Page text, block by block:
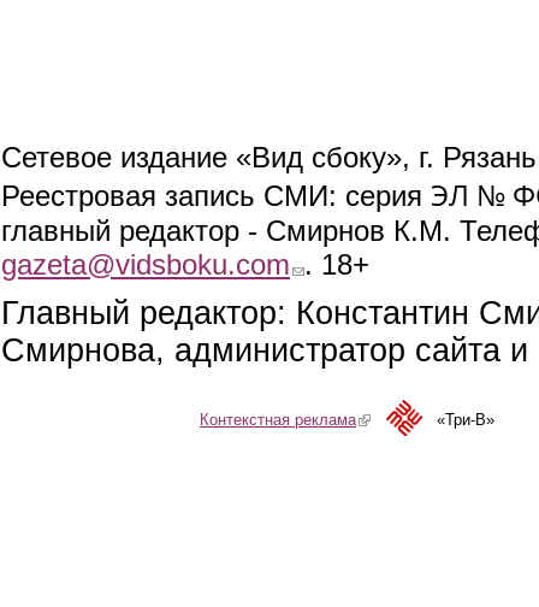
Сетевое издание «Вид сбоку», г.
Реестровая запись СМИ: серия ЭЛ №
главный редактор - Смирнов К.М.
gazeta@vidsboku.com (link sends e-mail)
. 18+
Главный редактор: Константин
Смирнова, администратор сайта
Контекстная реклама(link is external)«Три-В»